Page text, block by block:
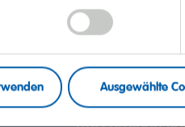
Ausgewählte
, PDF- oder Word-Dateien